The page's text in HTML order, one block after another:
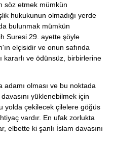
söz etmek mümkün
hukukunun olmadığı yerde
bulunmak mümkün
Suresi 29. ayette şöyle
elçisidir ve onun safında
kararlı ve ödünsüz, birbirlerine
adamı olması ve bu noktada
yüklenebilmek için
yolda çekilecek çilelere göğüs
vardır. En ufak zorlukta
elbette ki şanlı İslam davasını